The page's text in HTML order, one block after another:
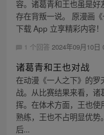
容。诸葛青和王也虽是
存在背叛一说。 原漫画
下载 App 立享精彩内容！
1 个回答 2024年09月10日
诸葛青和王也对战
在动漫《一人之下》的
战。从比赛结果来看，
挥。在体术方面，王也
熟练，王也不占明显优
后...